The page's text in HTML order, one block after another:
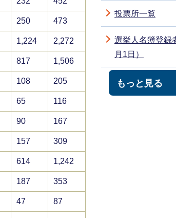
250 473
1,224 2,272
817 1,506
108 205
65 116
90 167
157 309
614 1,242
187 353
47 87
もっと見る
投票所一覧
選挙人名簿登録
月1日）